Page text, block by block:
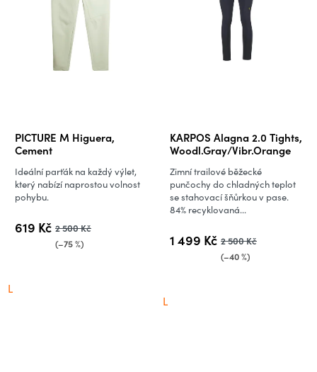
PICTURE M Higuera,
Cement
619 Kč 2 500 Kč
(–75 %)
Ideální parťák na každý výlet,
který nabízí naprostou volnost
pohybu.
L
KARPOS Alagna 2.0 Tights,
Woodl.Gray/Vibr.Orange
1 499 Kč 2 500 Kč
(–40 %)
Zimní trailové běžecké
punčochy do chladných teplot
se stahovací šňůrkou v pase.
84% recyklovaná...
L